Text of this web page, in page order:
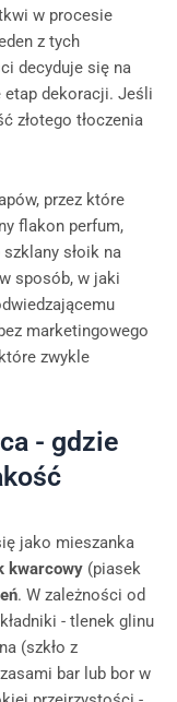
w procesie
z tych
decyduje się na
etap dekoracji. Jeśli
złotego tłoczenia
przez które
flakon perfum,
słoik na
sposób, w jaki
marketingowego
zwykle
- gdzie
jako mieszanka
kwarcowy (piasek
. W zależności od
- tlenek glinu
(szkło z
bar lub bor w